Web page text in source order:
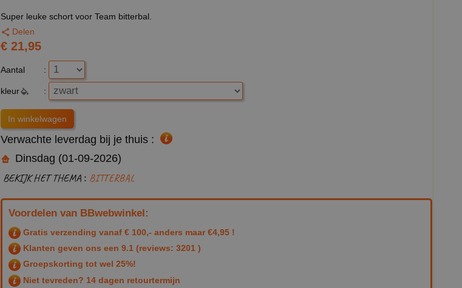
Super leuke schort voor Team bitterbal.
Delen
€ 21,95
Aantal :
kleur :
Verwachte leverdag bij je thuis :
Dinsdag (01-09-2026)
BEKIJK HET THEMA : BITTERBAL
Voordelen van BBwebwinkel:
Gratis verzending vanaf € 100,- anders maar €4,95 !
Klanten geven ons een 9.1 (reviews: 3201 )
Groepskorting tot wel 25%!
Niet tevreden? 14 dagen retourtermijn